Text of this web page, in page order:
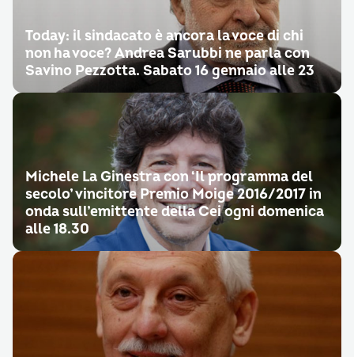
Today: il sindacato è ancora la voce di chi
non ha voce? Andrea Sarubbi ne parla con
Savino Pezzotta. Sabato 16 gennaio alle 23
Michele La Ginestra con ‘Il programma del
secolo’ vincitore Premio Moige 2016/2017 in
onda sull’emittente della Cei ogni domenica
alle 18.30